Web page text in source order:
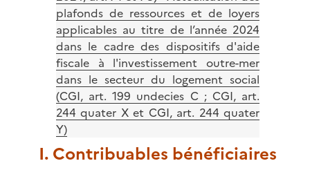
plafonds de ressources et de loyers
applicables au titre de l’année 2024
dans le cadre des dispositifs d'aide
fiscale à l'investissement outre-mer
dans le secteur du logement social
(CGI, art. 199 undecies C ; CGI, art.
244 quater X et CGI, art. 244 quater
Y)
I. Contribuables bénéficiaires